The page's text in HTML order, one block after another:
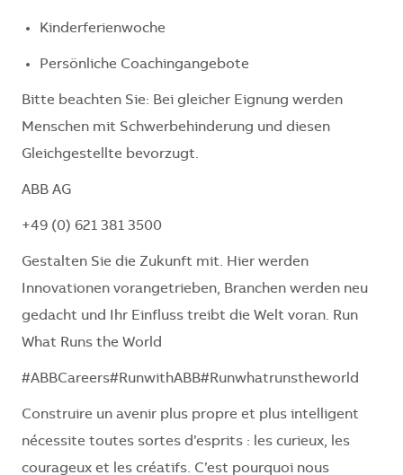
Kinderferienwoche
Persönliche Coachingangebote
Bitte beachten Sie: Bei gleicher Eignung werden
Menschen mit Schwerbehinderung und diesen
Gleichgestellte bevorzugt.
ABB AG
+49 (0) 621 381 3500
Gestalten Sie die Zukunft mit. Hier werden
Innovationen vorangetrieben, Branchen werden neu
gedacht und Ihr Einfluss treibt die Welt voran. Run
What Runs the World
#ABBCareers#RunwithABB#Runwhatrunstheworld
Construire un avenir plus propre et plus intelligent
nécessite toutes sortes d’esprits : les curieux, les
courageux et les créatifs. C’est pourquoi nous